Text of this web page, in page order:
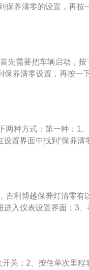
保养清零的设置，再按
的资料如下：1、保养
除保养灯之后，到下一
先需要把车辆启动，按
保养清零设置，再按一
在行驶5000公里后，
保养公里数记录好，等
厂进行保养。
两种方式：第一种：1
置界面中找到“保养清
，仪表盘亮后，按一下
上的“左右循环”按键，
；6、此时界面中有“返
零”选项，按“MODE”键
吉利博越保养灯清零有
进入仪表设置界面；3、
。第二种：1、启动汽车
置系统；4、通过方向盘
键，进入保养里程
循环”键选择“里程清零”
关；2、按住单次里程